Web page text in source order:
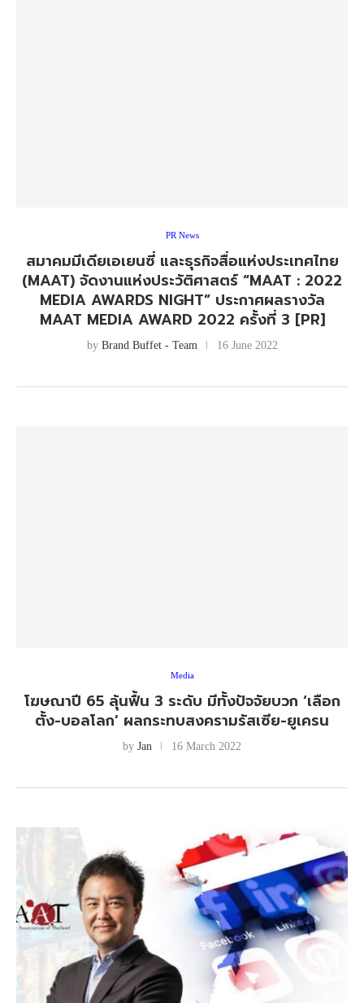
PR News
สมาคมมีเดียเอเยนซี่ และธุรกิจสื่อแห่งประเทศไทย
(MAAT) จัดงานแห่งประวัติศาสตร์ “MAAT : 2022
MEDIA AWARDS NIGHT” ประกาศผลรางวัล
MAAT MEDIA AWARD 2022 ครั้งที่ 3 [PR]
by Brand Buffet - Team 16 June 2022
Media
โฆษณาปี 65 ลุ้นฟื้น 3 ระดับ มีทั้งปัจจัยบวก ‘เลือก
ตั้ง-บอลโลก’ ผลกระทบสงครามรัสเซีย-ยูเครน
by Jan 16 March 2022